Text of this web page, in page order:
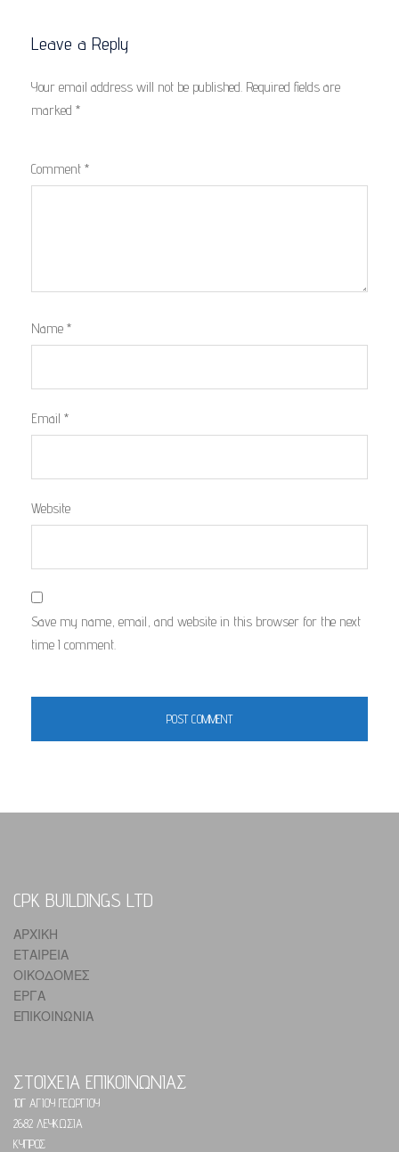
Leave a Reply
Your email address will not be published. Required fields are
marked *
Comment *
Name *
Email *
Website
Save my name, email, and website in this browser for the next
time I comment.
CPK BUILDINGS LTD
ΑΡΧΙΚΗ
ΕΤΑΙΡΕΙΑ
ΟΙΚΟΔΟΜΕΣ
ΕΡΓΑ
ΕΠΙΚΟΙΝΩΝΙΑ
ΣΤΟΙΧΕΙΑ ΕΠΙΚΟΙΝΩΝΙΑΣ
10Γ ΑΓΙΟΥ ΓΕΩΡΓΙΟΥ
2682 ΛΕΥΚΩΣΙΑ
ΚΥΠΡΟΣ